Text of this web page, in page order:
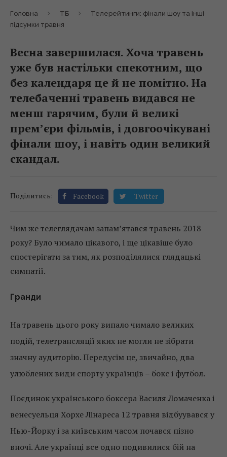
Головна ТБ
Телерейтинги: фінали шоу та інші
підсумки травня
Весна завершилася. Хоча травень
уже був настільки спекотним, що
без календаря це й не помітно. На
телебаченні травень видався не
менш гарячим, були й великі
прем’єри фільмів, і довгоочікувані
фінали шоу, і навіть один великий
скандал.
Поділитись: Facebook Twitter
Чим же телеглядачам запам’ятався травень 2018
року? Було чимало цікавого, і ще цікавіше було
спостерігати за тим, як розподілялися глядацькі
симпатії.
Гранди
На травень цього року випало чимало великих
подій, телетрансляції яких не могли не зібрати
значну аудиторію. Передусім це, звичайно, два
улюблених види спорту українців – бокс і футбол.
Поєдинок українського боксера Василя Ломаченка і
венесуельця Хорхе Лінареса 12 травня відбуувався у
Нью-Йорку і за київським часом почався пізно
вночі. Але українці все одно подивилися бій на